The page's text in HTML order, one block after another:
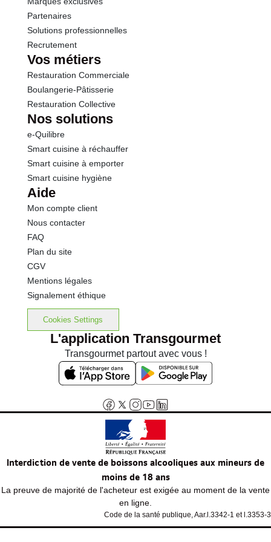
Partenaires
Solutions professionnelles
Recrutement
Vos métiers
Restauration Commerciale
Boulangerie-Pâtisserie
Restauration Collective
Nos solutions
e-Quilibre
Smart cuisine à réchauffer
Smart cuisine à emporter
Smart cuisine hygiène
Aide
Mon compte client
Nous contacter
FAQ
Plan du site
CGV
Mentions légales
Signalement éthique
Cookies Settings
L'application Transgourmet
Transgourmet partout avec vous !
Interdiction de vente de boissons alcooliques aux mineurs de
moins de 18 ans
La preuve de majorité de l'acheteur est exigée au moment de la vente
en ligne.
Code de la santé publique, Aar.l.3342-1 et l.3353-3